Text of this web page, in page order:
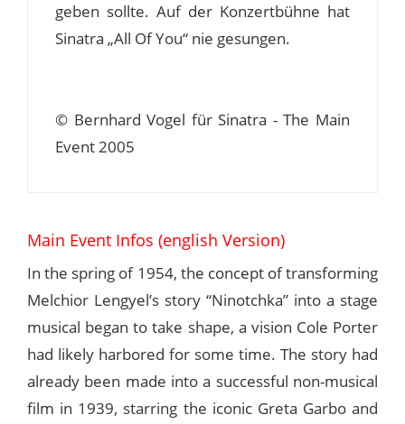
geben sollte. Auf der Konzertbühne hat
Sinatra „All Of You“ nie gesungen.
© Bernhard Vogel für Sinatra - The Main
Event 2005
Main Event Infos (english Version)
In the spring of 1954, the concept of transforming
Melchior Lengyel’s story “Ninotchka” into a stage
musical began to take shape, a vision Cole Porter
had likely harbored for some time. The story had
already been made into a successful non-musical
film in 1939, starring the iconic Greta Garbo and